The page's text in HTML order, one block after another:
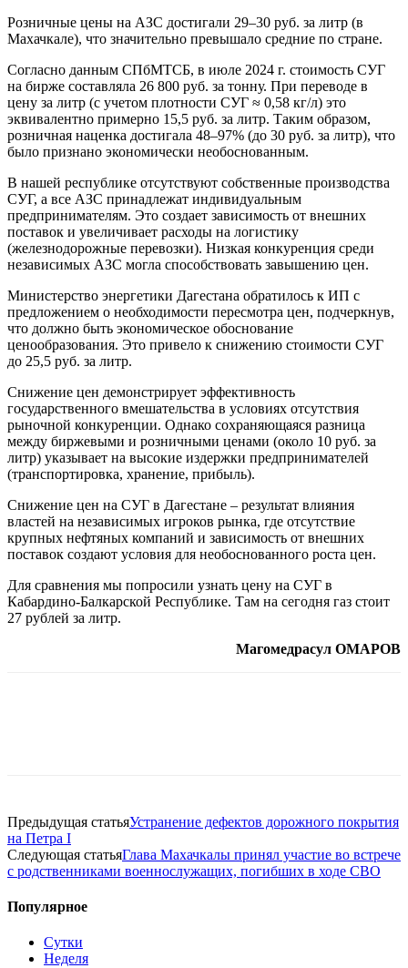
Розничные цены на АЗС достигали 29–30 руб. за литр (в
Махачкале), что значительно превышало средние по стране.
Согласно данным СПбМТСБ, в июле 2024 г. стоимость СУГ
на бирже составляла 26 800 руб. за тонну. При переводе в
цену за литр (с учетом плотности СУГ ≈ 0,58 кг/л) это
эквивалентно примерно 15,5 руб. за литр. Таким образом,
розничная наценка достигала 48–97% (до 30 руб. за литр), что
было признано экономически необоснованным.
В нашей республике отсутствуют собственные производства
СУГ, а все АЗС принадлежат индивидуальным
предпринимателям. Это создает зависимость от внешних
поставок и увеличивает расходы на логистику
(железнодорожные перевозки). Низкая конкуренция среди
независимых АЗС могла способствовать завышению цен.
Министерство энергетики Дагестана обратилось к ИП с
предложением о необходимости пересмотра цен, подчеркнув,
что должно быть экономическое обоснование
ценообразования. Это привело к снижению стоимости СУГ
до 25,5 руб. за литр.
Снижение цен демонстрирует эффективность
государственного вмешательства в условиях отсутствия
рыночной конкуренции. Однако сохраняющаяся разница
между биржевыми и розничными ценами (около 10 руб. за
литр) указывает на высокие издержки предпринимателей
(транспортировка, хранение, прибыль).
Снижение цен на СУГ в Дагестане – результат влияния
властей на независимых игроков рынка, где отсутствие
крупных нефтяных компаний и зависимость от внешних
поставок создают условия для необоснованного роста цен.
Для сравнения мы попросили узнать цену на СУГ в
Кабардино-Балкарской Республике. Там на сегодня газ стоит
27 рублей за литр.
Магомедрасул ОМАРОВ
Предыдущая статьяУстранение дефектов дорожного покрытия
на Петра I
Следующая статьяГлава Махачкалы принял участие во встрече
с родственниками военнослужащих, погибших в ходе СВО
Популярное
Сутки
Неделя